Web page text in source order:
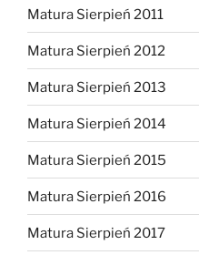
Matura Sierpień 2011
Matura Sierpień 2012
Matura Sierpień 2013
Matura Sierpień 2014
Matura Sierpień 2015
Matura Sierpień 2016
Matura Sierpień 2017